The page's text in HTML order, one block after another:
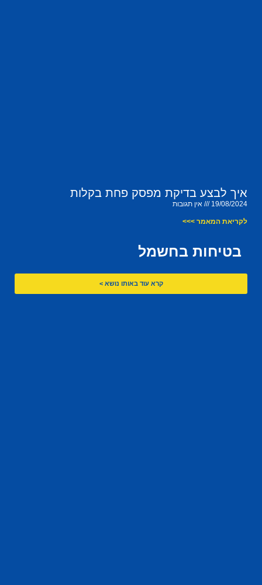
איך לבצע בדיקת מפסק פחת בקלות
19/08/2024 אין תגובות
לקריאת המאמר >>>
בטיחות בחשמל
קרא עוד באותו נושא >